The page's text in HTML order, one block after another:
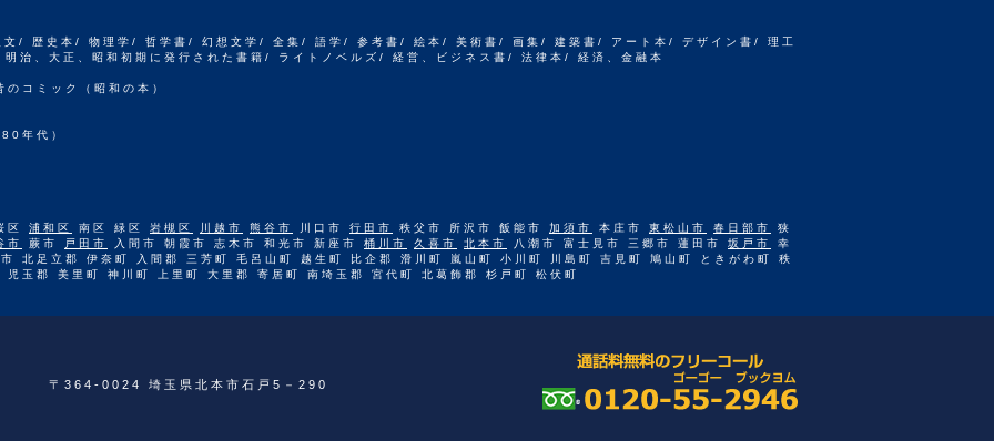
/ 歴史本/ 物理学/ 哲学書/ 幻想文学/ 全集/ 語学/ 参考書/ 絵本/ 美術書/ 画集/ 建築書/ アート本/ デザイン書/ 理工
、大正、昭和初期に発行された書籍/ ライトノベルズ/ 経営、ビジネス書/ 法律本/ 経済、金融本
コミック（昭和の本）
年代）
区 浦和区 南区 緑区 岩槻区 川越市 熊谷市 川口市 行田市 秩父市 所沢市 飯能市 加須市 本庄市 東松山市 春日部市
狭
市
蕨市 戸田市 入間市 朝霞市 志木市 和光市 新座市 桶川市 久喜市 北本市 八潮市 富士見市 三郷市 蓮田市 坂戸市
幸
北足立郡 伊奈町 入間郡 三芳町 毛呂山町 越生町 比企郡 滑川町 嵐山町 小川町 川島町 吉見町 鳩山町 ときがわ町 秩
玉郡 美里町 神川町 上里町 大里郡 寄居町 南埼玉郡 宮代町 北葛飾郡 杉戸町 松伏町
〒364-0024 埼玉県北本市石戸5－290